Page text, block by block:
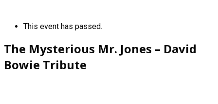
This event has passed.
The Mysterious Mr. Jones – David
Bowie Tribute